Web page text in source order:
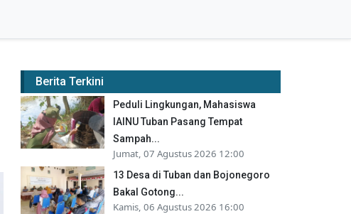
Berita Terkini
Peduli Lingkungan, Mahasiswa
IAINU Tuban Pasang Tempat
Sampah...
Jumat, 07 Agustus 2026 12:00
13 Desa di Tuban dan Bojonegoro
Bakal Gotong...
Kamis, 06 Agustus 2026 16:00